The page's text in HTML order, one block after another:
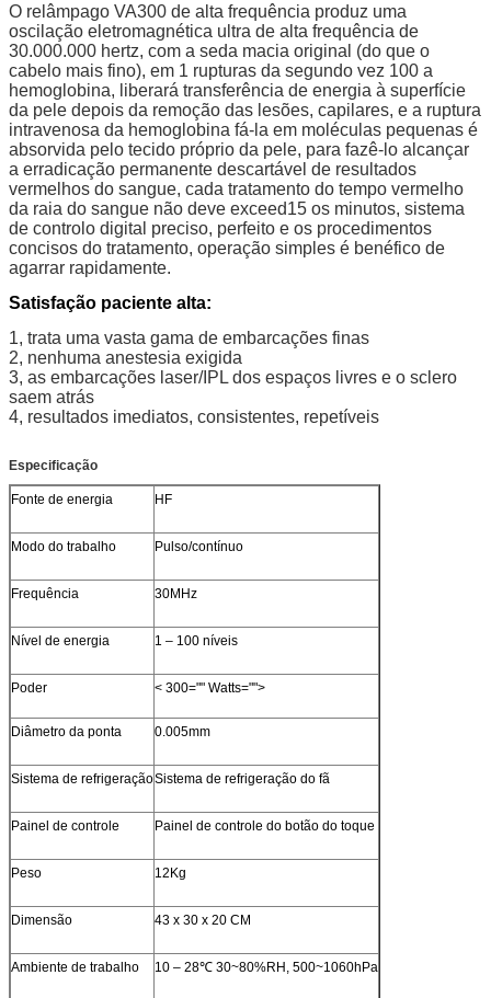
O relâmpago VA300 de alta frequência produz uma
oscilação eletromagnética ultra de alta frequência de
30.000.000 hertz, com a seda macia original (do que o
cabelo mais fino), em 1 rupturas da segundo vez 100 a
hemoglobina, liberará transferência de energia à superfície
da pele depois da remoção das lesões, capilares, e a ruptura
intravenosa da hemoglobina fá-la em moléculas pequenas é
absorvida pelo tecido próprio da pele, para fazê-lo alcançar
a erradicação permanente descartável de resultados
vermelhos do sangue, cada tratamento do tempo vermelho
da raia do sangue não deve exceed15 os minutos, sistema
de controlo digital preciso, perfeito e os procedimentos
concisos do tratamento, operação simples é benéfico de
agarrar rapidamente.
Satisfação paciente alta:
1, trata uma vasta gama de embarcações finas
2, nenhuma anestesia exigida
3, as embarcações laser/IPL dos espaços livres e o sclero
saem atrás
4, resultados imediatos, consistentes, repetíveis
Especificação
Fonte de energia HF
Modo do trabalho Pulso/contínuo
Frequência 30MHz
Nível de energia 1 – 100 níveis
Poder < 300="" Watts="">
Diâmetro da ponta 0.005mm
Sistema de refrigeraçãoSistema de refrigeração do fã
Painel de controle Painel de controle do botão do toque
Peso 12Kg
Dimensão 43 x 30 x 20 CM
Ambiente de trabalho 10 – 28℃ 30~80%RH, 500~1060hPa